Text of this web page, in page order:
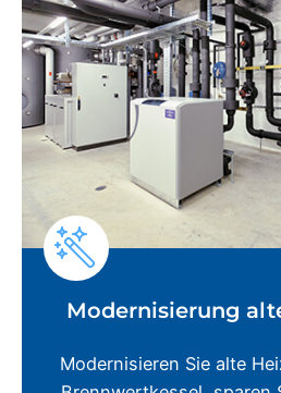
Modernisierung
Modernisieren Sie alte